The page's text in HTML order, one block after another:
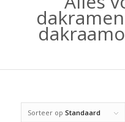
Sorteer op Standaard